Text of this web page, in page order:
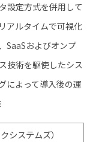
設定方式を併用して
アルタイムで可視化
SaaSおよびオンプ
技術を駆使したシス
によって導入後の運
システムズ）